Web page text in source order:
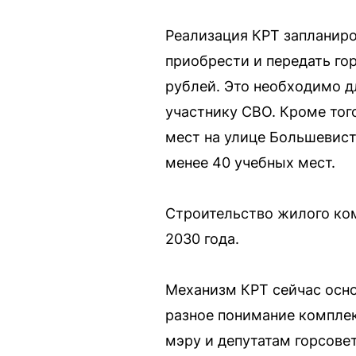
Реализация КРТ
приобрести и передать
рублей. Это необходимо
участнику СВО. Кроме
мест на улице
менее 40 учебных мест.
Строительство жилого
2030 года.
Механизм КРТ сейчас
разное понимание
мэру и депутатам